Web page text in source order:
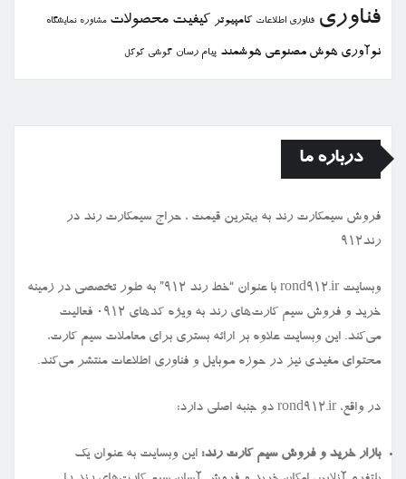
فناوری فناوری اطلاعات كامپیوتر كیفیت محصولات مشاوره نمایشگاه
نوآوری هوش مصنوعی هوشمند پیام رسان گوشی گوگل
درباره ما
فروش سیمكارت رند به بهترین قیمت ، حراج سیمكارت رند در
رند912
وبسایت rond912.ir با عنوان “خط رند ۹۱۲” به طور تخصصی در زمینه
خرید و فروش سیم کارت‌های رند به ویژه کدهای ۰۹۱۲ فعالیت
می‌کند. این وبسایت علاوه بر ارائه بستری برای معاملات سیم کارت،
محتوای مفیدی نیز در حوزه موبایل و فناوری اطلاعات منتشر می‌کند.
در واقع، rond912.ir دو جنبه اصلی دارد:
بازار خرید و فروش سیم کارت رند: این وبسایت به عنوان یک